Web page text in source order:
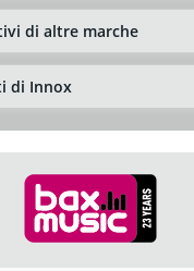
di altre marche
di Innox